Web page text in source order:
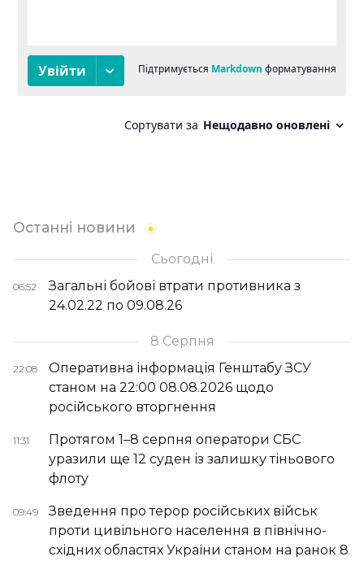
Останні новини
Сьогодні
06:52
Загальні бойові втрати противника з
24.02.22 по 09.08.26
8 Серпня
22:08
Оперативна інформація Генштабу ЗСУ
станом на 22:00 08.08.2026 щодо
російського вторгнення
11:31
Протягом 1–8 серпня оператори СБС
уразили ще 12 суден із залишку тіньового
флоту
09:49
Зведення про терор російських військ
проти цивільного населення в північно-
східних областях України станом на ранок 8